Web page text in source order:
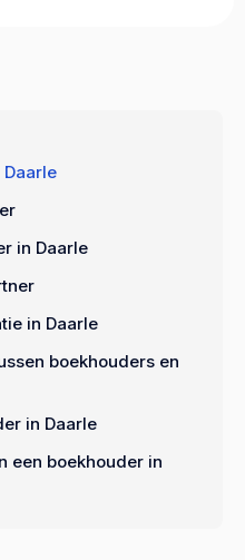
in Daarle
in Daarle
boekhouders en
in Daarle
een boekhouder in